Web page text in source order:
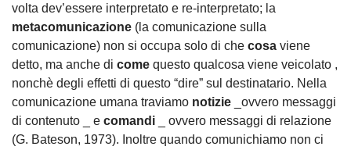
volta dev’essere interpretato e re-interpretato; la
metacomunicazione (la comunicazione sulla
comunicazione) non si occupa solo di che cosa viene
detto, ma anche di come questo qualcosa viene veicolato ,
nonchè degli effetti di questo “dire” sul destinatario. Nella
comunicazione umana traviamo notizie _ovvero messaggi
di contenuto _ e comandi
_ ovvero messaggi di relazione
(G. Bateson, 1973). Inoltre quando comunichiamo non ci